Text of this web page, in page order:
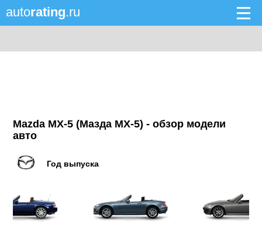
autorating.ru
Mazda MX-5 (Мазда MX-5) - обзор модели
авто
Год выпуска